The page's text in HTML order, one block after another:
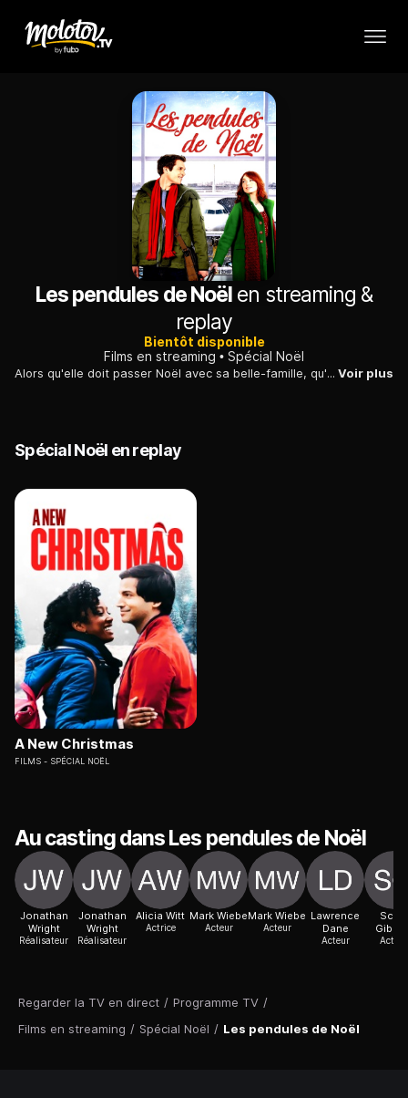
Regarder la TV en direct / Programme TV /
Films en streaming / Spécial Noël / Les pendules de Noël
Les pendules de Noël en streaming &
replay
Bientôt disponible
Films en streaming
Spécial Noël
Alors qu'elle doit passer Noël avec sa belle-famille, qu'elle ne connaît pas, une jeune femme rencontre un homme qu'elle prend pour le frère de son futur mari. Voir plus
Spécial Noël en replay
A New Christmas
FILMS SPÉCIAL NOËL
Au casting dans Les pendules de Noël
Jonathan
Wright
Réalisateur
Jonathan
Wright
Réalisateur
Alicia Witt
Actrice
Mark Wiebe
Acteur
Mark Wiebe
Acteur
Lawrence
Dane
Acteur
Scott
Acteur